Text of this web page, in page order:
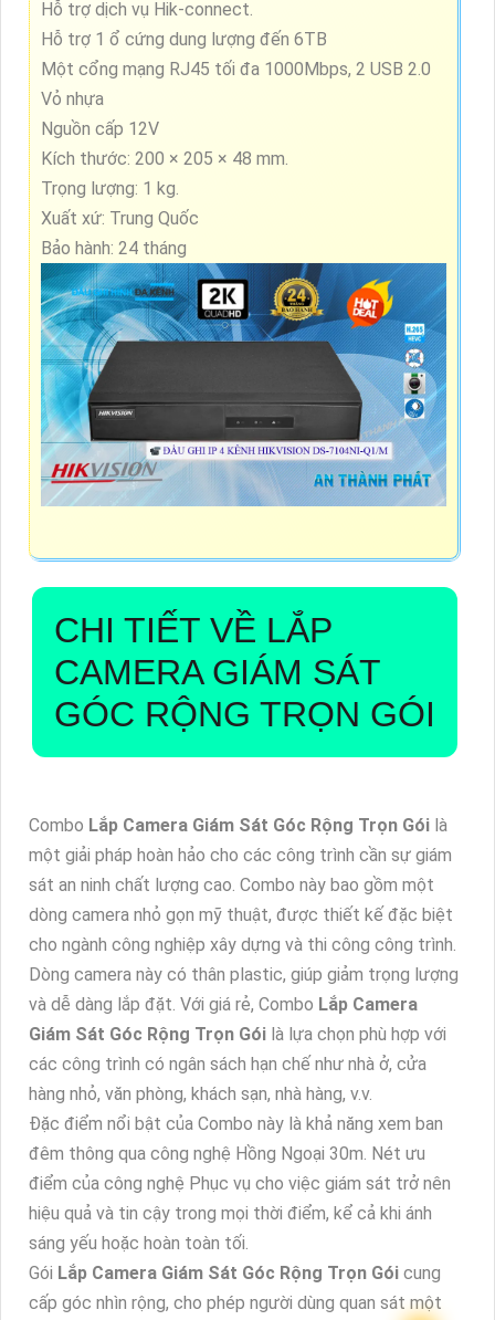
Hỗ trợ dịch vụ Hik-connect.
Hỗ trợ 1 ổ cứng dung lượng đến 6TB
Một cổng mạng RJ45 tối đa 1000Mbps, 2 USB 2.0
Vỏ nhựa
Nguồn cấp 12V
Kích thước: 200 × 205 × 48 mm.
Trọng lượng: 1 kg.
Xuất xứ: Trung Quốc
Bảo hành: 24 tháng
CHI TIẾT VỀ LẮP
CAMERA GIÁM SÁT
GÓC RỘNG TRỌN GÓI
Combo Lắp Camera Giám Sát Góc Rộng Trọn Gói là
một giải pháp hoàn hảo cho các công trình cần sự giám
sát an ninh chất lượng cao. Combo này bao gồm một
dòng camera nhỏ gọn mỹ thuật, được thiết kế đặc biệt
cho ngành công nghiệp xây dựng và thi công công trình.
Dòng camera này có thân plastic, giúp giảm trọng lượng
và dễ dàng lắp đặt. Với giá rẻ, Combo Lắp Camera
Giám Sát Góc Rộng Trọn Gói là lựa chọn phù hợp với
các công trình có ngân sách hạn chế như nhà ở, cửa
hàng nhỏ, văn phòng, khách sạn, nhà hàng, v.v.
Đặc điểm nổi bật của Combo này là khả năng xem ban
đêm thông qua công nghệ Hồng Ngoại 30m. Nét ưu
điểm của công nghệ Phục vụ cho việc giám sát trở nên
hiệu quả và tin cậy trong mọi thời điểm, kể cả khi ánh
sáng yếu hoặc hoàn toàn tối.
Gói Lắp Camera Giám Sát Góc Rộng Trọn Gói cung
cấp góc nhìn rộng, cho phép người dùng quan sát một